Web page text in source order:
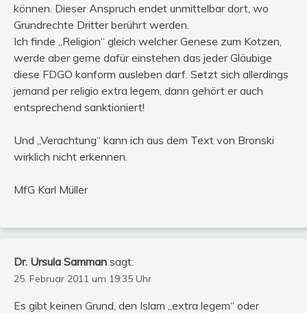
können. Dieser Anspruch endet unmittelbar dort, wo
Grundrechte Dritter berührt werden.
Ich finde „Religion“ gleich welcher Genese zum Kotzen,
werde aber gerne dafür einstehen das jeder Gläubige
diese FDGO konform ausleben darf. Setzt sich allerdings
jemand per religio extra legem, dann gehört er auch
entsprechend sanktioniert!
Und „Verachtung“ kann ich aus dem Text von Bronski
wirklich nicht erkennen.
MfG Karl Müller
Dr. Ursula Samman sagt:
25. Februar 2011 um 19:35 Uhr
Es gibt keinen Grund, den Islam „extra legem“ oder